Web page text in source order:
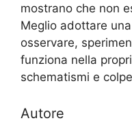
mostrano che non
Meglio adottare
osservare,
funziona nella
schematismi e
Autore